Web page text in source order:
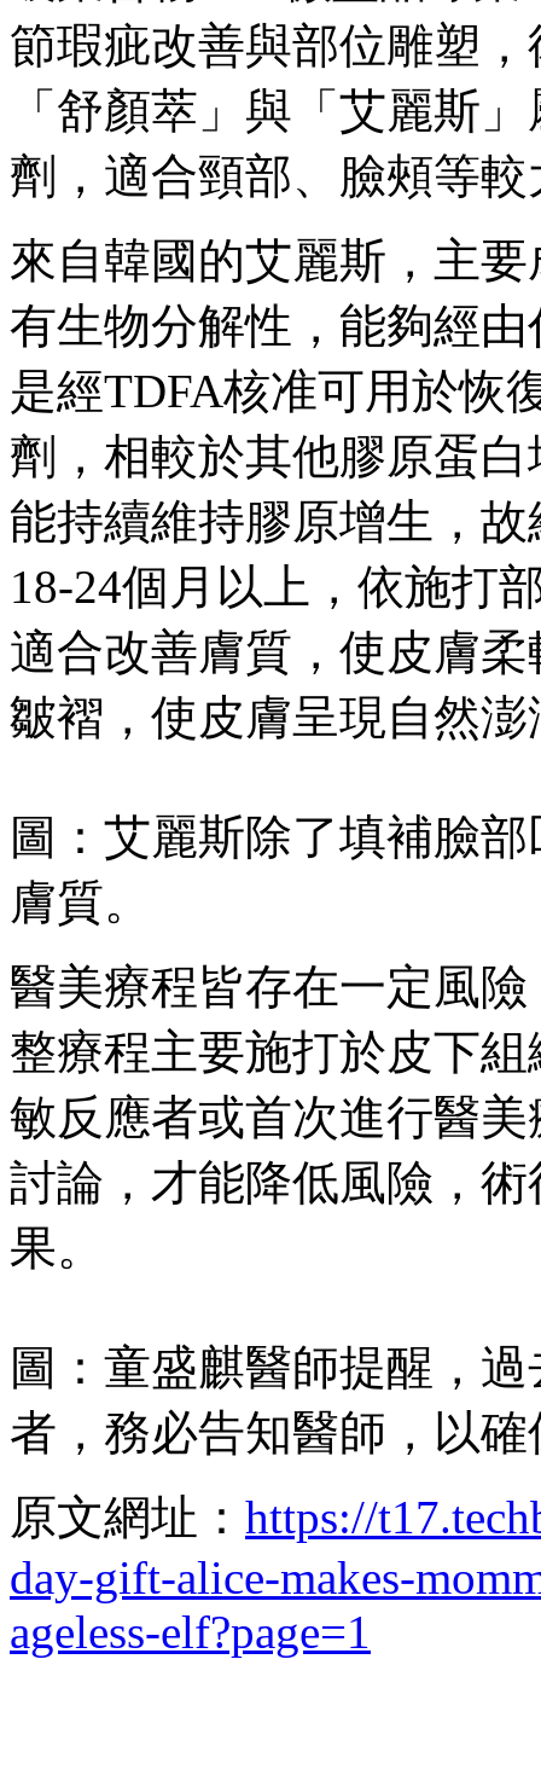
節瑕疵改善與部位雕塑
「舒顏萃」與「艾麗斯
劑，適合頸部、臉頰等
來自韓國的艾麗斯，主
有生物分解性，能夠經
是經TDFA核准可用於恢
劑，相較於其他膠原蛋
能持續維持膠原增生，
18-24個月以上，依施打
適合改善膚質，使皮膚
皺褶，使皮膚呈現自然
圖：艾麗斯除了填補臉
膚質。
醫美療程皆存在一定風
整療程主要施打於皮下
敏反應者或首次進行醫
討論，才能降低風險，
果。
圖：童盛麒醫師提醒，
者，務必告知醫師，以
原文網址： https://
day-gift-alice-makes-
ageless-elf?page=1